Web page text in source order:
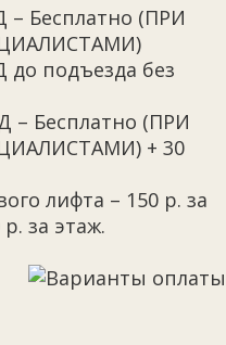
– Бесплатно (ПРИ
до подъезда без
– Бесплатно (ПРИ
+ 30
лифта – 150 р. за
за этаж.